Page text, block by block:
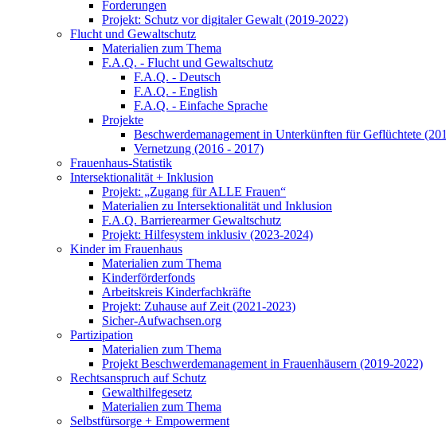
Forderungen
Projekt: Schutz vor digitaler Gewalt (2019-2022)
Flucht und Gewaltschutz
Materialien zum Thema
F.A.Q. - Flucht und Gewaltschutz
F.A.Q. - Deutsch
F.A.Q. - English
F.A.Q. - Einfache Sprache
Projekte
Beschwerdemanagement in Unterkünften für Geflüchtete (201
Vernetzung (2016 - 2017)
Frauenhaus-Statistik
Intersektionalität + Inklusion
Projekt: „Zugang für ALLE Frauen“
Materialien zu Intersektionalität und Inklusion
F.A.Q. Barrierearmer Gewaltschutz
Projekt: Hilfesystem inklusiv (2023-2024)
Kinder im Frauenhaus
Materialien zum Thema
Kinderförderfonds
Arbeitskreis Kinderfachkräfte
Projekt: Zuhause auf Zeit (2021-2023)
Sicher-Aufwachsen.org
Partizipation
Materialien zum Thema
Projekt Beschwerdemanagement in Frauenhäusern (2019-2022)
Rechtsanspruch auf Schutz
Gewalthilfegesetz
Materialien zum Thema
Selbstfürsorge + Empowerment